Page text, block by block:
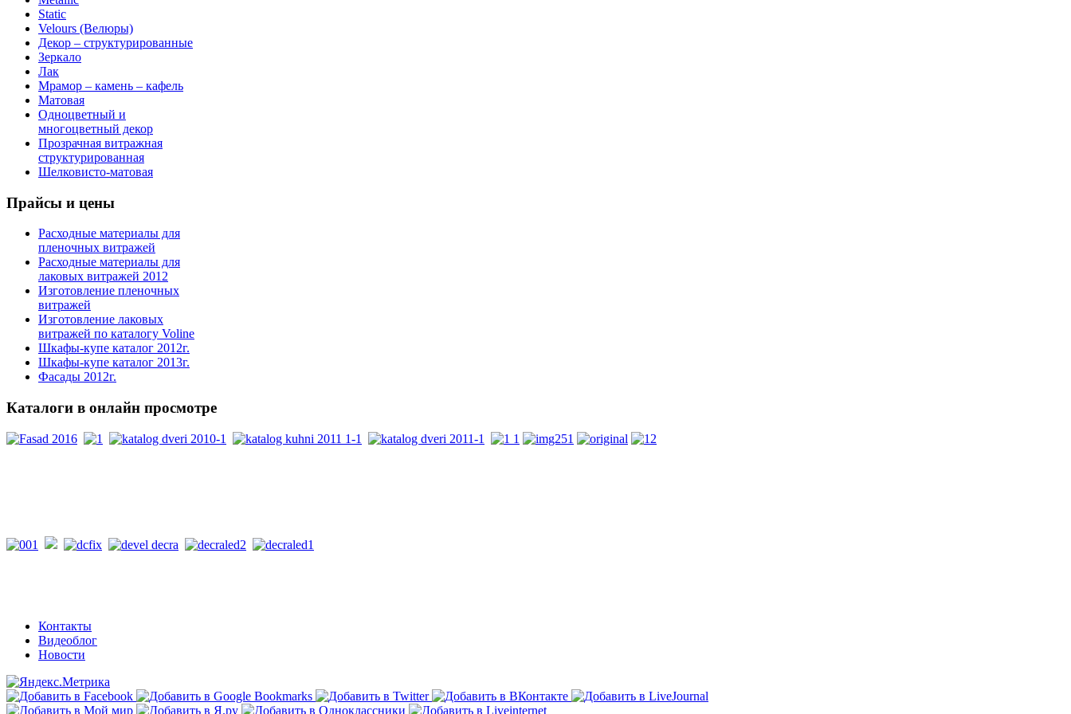
Static
Velours (Велюры)
Декор – структурированные
Зеркало
Лак
Мрамор – камень – кафель
Матовая
Одноцветный и
многоцветный декор
Прозрачная витражная
структурированная
Шелковисто-матовая
Прайсы и цены
Расходные материалы для
пленочных витражей
Расходные материалы для
лаковых витражей 2012
Изготовление пленочных
витражей
Изготовление лаковых
витражей по каталогу Voline
Шкафы-купе каталог 2012г.
Шкафы-купе каталог 2013г.
Фасады 2012г.
Каталоги в онлайн просмотре
Контакты
Видеоблог
Новости